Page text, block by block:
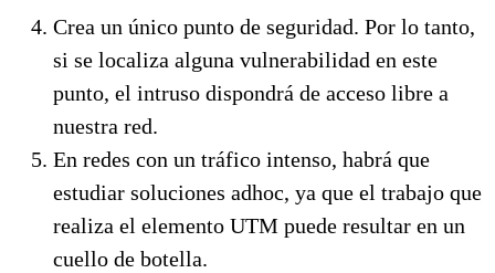
Crea un único punto de seguridad. Por lo tanto,
si se localiza alguna vulnerabilidad en este
punto, el intruso dispondrá de acceso libre a
nuestra red.
En redes con un tráfico intenso, habrá que
estudiar soluciones adhoc, ya que el trabajo que
realiza el elemento UTM puede resultar en un
cuello de botella.